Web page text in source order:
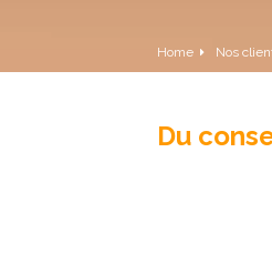
Home Nos
Du